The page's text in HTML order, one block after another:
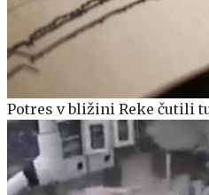
Potres v bližini Reke čutili